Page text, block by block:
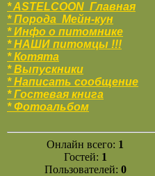
* ASTELCOON Главная
* Порода Мейн-кун
* Инфо о питомнике
* НАШИ питомцы !!!
* Котята
* Выпускники
* Написать сообщение
* Гостевая книга
* Фотоальбом
Онлайн всего: 1
Гостей: 1
Пользователей: 0